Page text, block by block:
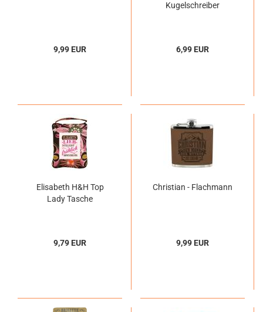
9,99 EUR
Kugelschreiber
6,99 EUR
Elisabeth H&H Top
Lady Tasche
9,79 EUR
Christian - Flachmann
9,99 EUR